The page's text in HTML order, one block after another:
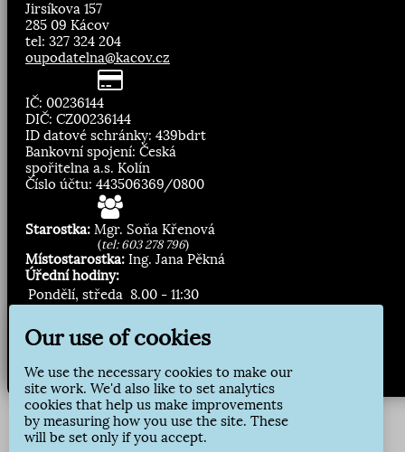
Jirsíkova 157
285 09 Kácov
tel: 327 324 204
oupodatelna@kacov.cz
IČ: 00236144
DIČ: CZ00236144
ID datové schránky: 439bdrt
Bankovní spojení: Česká
spořitelna a.s. Kolín
Číslo účtu: 443506369/0800
Starostka: Mgr. Soňa Křenová
(tel: 603 278 796)
Místostarostka: Ing. Jana Pěkná
Úřední hodiny:
Pondělí, středa 8.00 - 11:30
Přihlásit odběr
Our use of cookies
We use the necessary cookies to make our
site work. We'd also like to set analytics
cookies that help us make improvements
by measuring how you use the site. These
will be set only if you accept.